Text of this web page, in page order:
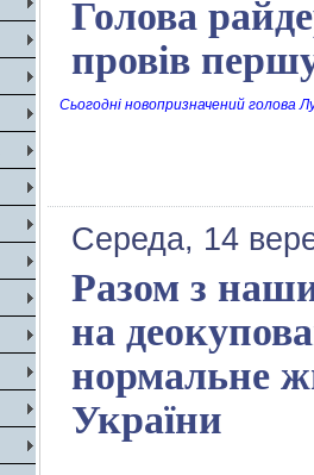
Голова
провів
Сьогодні новопризначений голова
Середа, 14
Разом з
на
нормальне
України